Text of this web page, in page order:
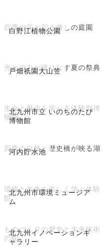
白野江植物公園
四季の花々彩る癒しの庭園
戸畑祇園大山笠
光と迫力が織りなす夏の祭典
北九州市立 いのちのたび
博物館
生命と歴史を学べる体験型博
物館
河内貯水池
四季の自然と歴史橋が映る湖
北九州市環境ミュージア
ム
環境と未来を楽しく学ぶ体験
館
北九州イノベーションギ
ャラリー
ものづくりの歴史と未来技術
の館